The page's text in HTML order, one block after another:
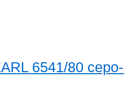
6541/80